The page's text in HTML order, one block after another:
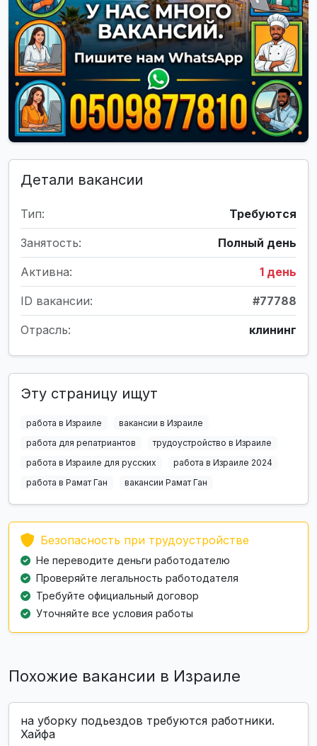
Детали вакансии
Тип: Требуются
Занятость: Полный день
Активна: 1 день
ID вакансии: #77788
Отрасль: клининг
Эту страницу ищут
работа в Израиле
вакансии в Израиле
работа для репатриантов
трудоустройство в Израиле
работа в Израиле для русских
работа в Израиле 2024
работа в Рамат Ган
вакансии Рамат Ган
Безопасность при трудоустройстве
Не переводите деньги работодателю
Проверяйте легальность работодателя
Требуйте официальный договор
Уточняйте все условия работы
Похожие вакансии в Израиле
на уборку подьездов требуются работники.
Хайфа